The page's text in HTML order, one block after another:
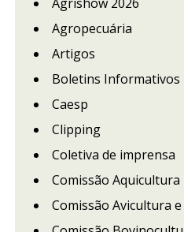
Agropecuária
Artigos
Boletins Informativos
Caesp
Clipping
Coletiva de imprensa
Comissão Aquicultura
Comissão Avicultura